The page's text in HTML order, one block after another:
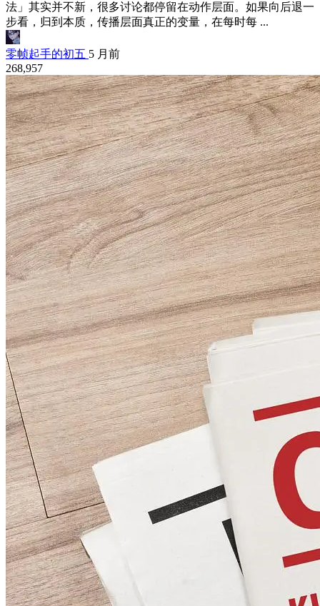
法」其实并不新，很多讨论都停留在动作层面。如果向后退一
步看，归到本质，传播层面真正的变量，在每时每 ...
零帧起手的初五 5 月前
268,957